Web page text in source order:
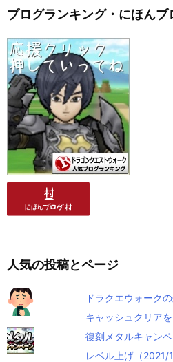
ブログランキング・にほんブ
人気の投稿とページ
ドラクエウォーク
キャッシュクリア
復刻メタルキャン
レベル上げ（2021/